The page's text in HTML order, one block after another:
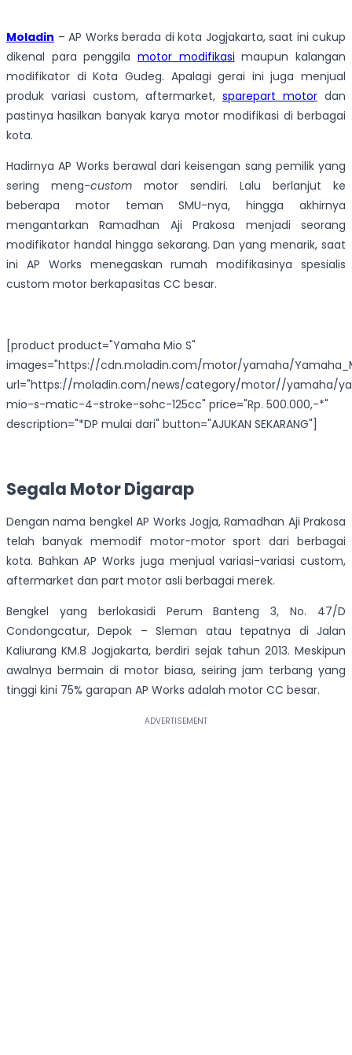
Moladin – AP Works berada di kota Jogjakarta, saat ini cukup
dikenal para penggila motor modifikasi maupun kalangan
modifikator di Kota Gudeg. Apalagi gerai ini juga menjual
produk variasi custom, aftermarket, sparepart motor dan
pastinya hasilkan banyak karya motor modifikasi di berbagai
kota.
Hadirnya AP Works berawal dari keisengan sang pemilik yang
sering meng-custom motor sendiri. Lalu berlanjut ke
beberapa motor teman SMU-nya, hingga akhirnya
mengantarkan Ramadhan Aji Prakosa menjadi seorang
modifikator handal hingga sekarang. Dan yang menarik, saat
ini AP Works menegaskan rumah modifikasinya spesialis
custom motor berkapasitas CC besar.
[product product="Yamaha Mio S"
images="https://cdn.moladin.com/motor/yamaha/
url="https://moladin.com/news/category/motor//yamaha/
mio-s-matic-4-stroke-sohc-125cc" price="Rp. 500.000,-*"
description="*DP mulai dari" button="AJUKAN SEKARANG"]
Segala Motor Digarap
Dengan nama bengkel AP Works Jogja, Ramadhan Aji Prakosa
telah banyak memodif motor-motor sport dari berbagai
kota. Bahkan AP Works juga menjual variasi-variasi custom,
aftermarket dan part motor asli berbagai merek.
Bengkel yang berlokasidi Perum Banteng 3, No. 47/D
Condongcatur, Depok – Sleman atau tepatnya di Jalan
Kaliurang KM.8 Jogjakarta, berdiri sejak tahun 2013. Meskipun
awalnya bermain di motor biasa, seiring jam terbang yang
tinggi kini 75% garapan AP Works adalah motor CC besar.